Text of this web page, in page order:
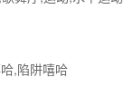
,陷阱嘻哈